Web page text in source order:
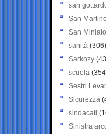
san
San Martino
San Miniato
sanità (306)
Sarkozy
scuola
Sestri
Sicurezza
sindacati
Sinistra